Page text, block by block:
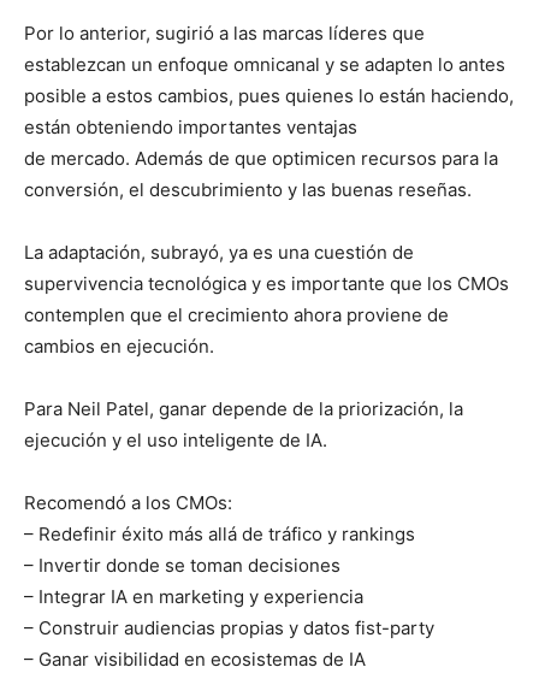
Por lo anterior, sugirió a las marcas líderes que
establezcan un enfoque omnicanal y se adapten lo antes
posible a estos cambios, pues quienes lo están haciendo,
están obteniendo importantes ventajas
de mercado. Además de que optimicen recursos para la
conversión, el descubrimiento y las buenas reseñas.
La adaptación, subrayó, ya es una cuestión de
supervivencia tecnológica y es importante que los CMOs
contemplen que el crecimiento ahora proviene de
cambios en ejecución.
Para Neil Patel, ganar depende de la priorización, la
ejecución y el uso inteligente de IA.
Recomendó a los CMOs:
– Redefinir éxito más allá de tráfico y rankings
– Invertir donde se toman decisiones
– Integrar IA en marketing y experiencia
– Construir audiencias propias y datos fist-party
– Ganar visibilidad en ecosistemas de IA